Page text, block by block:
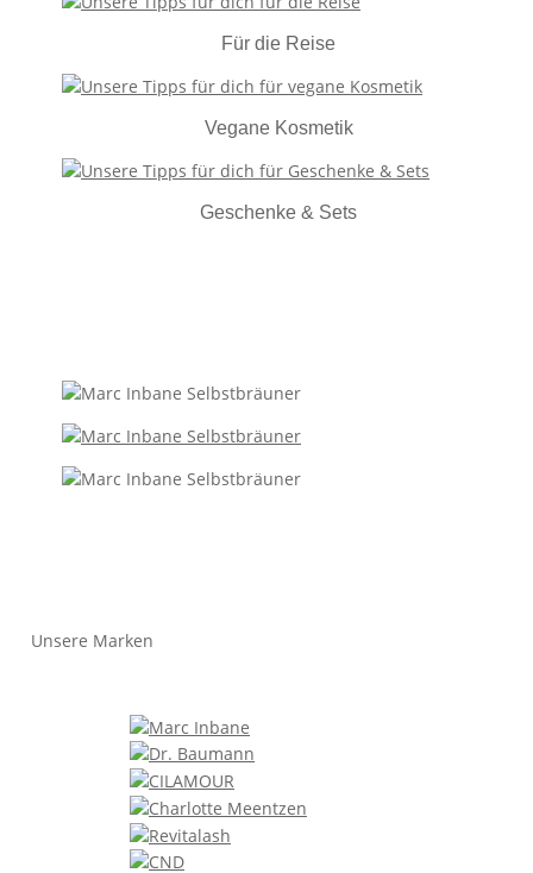
Für die Reise
Vegane Kosmetik
Geschenke & Sets
Unsere Marken